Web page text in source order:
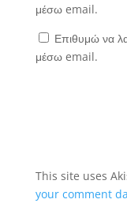
μέσω email.
Επιθυμώ να
μέσω email.
This site uses
your comment